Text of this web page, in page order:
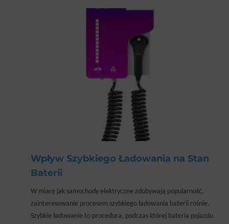
Wpływ Szybkiego Ładowania na Stan
Baterii
W miarę jak samochody elektryczne zdobywają popularność,
zainteresowanie procesem szybkiego ładowania baterii rośnie.
Szybkie ładowanie to procedura, podczas której bateria pojazdu